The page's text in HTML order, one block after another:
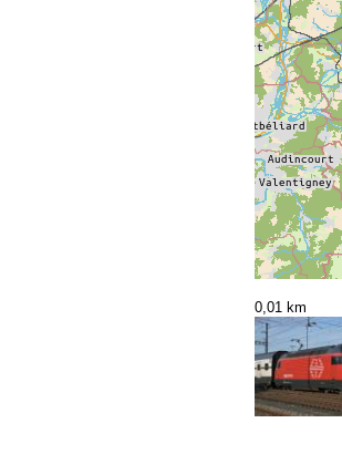
0,01 km